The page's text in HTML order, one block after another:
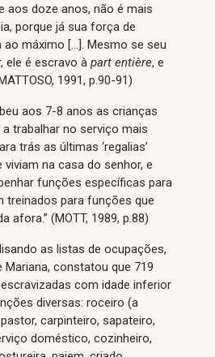
aos doze anos, não é mais
porque já sua força de
ao máximo […]. Mesmo se seu
ele é escravo à part entière, e
1991, p.90-91)
aos 7-8 anos as crianças
trabalhar no serviço mais
trás as últimas ‘regalias’
viviam na casa do senhor, e
funções específicas para
treinados para funções que
afora.” (MOTT, 1989, p.88)
as listas de ocupações,
Mariana, constatou que 719
com idade inferior
diversas: roceiro (a
carpinteiro, sapateiro,
doméstico, cozinheiro,